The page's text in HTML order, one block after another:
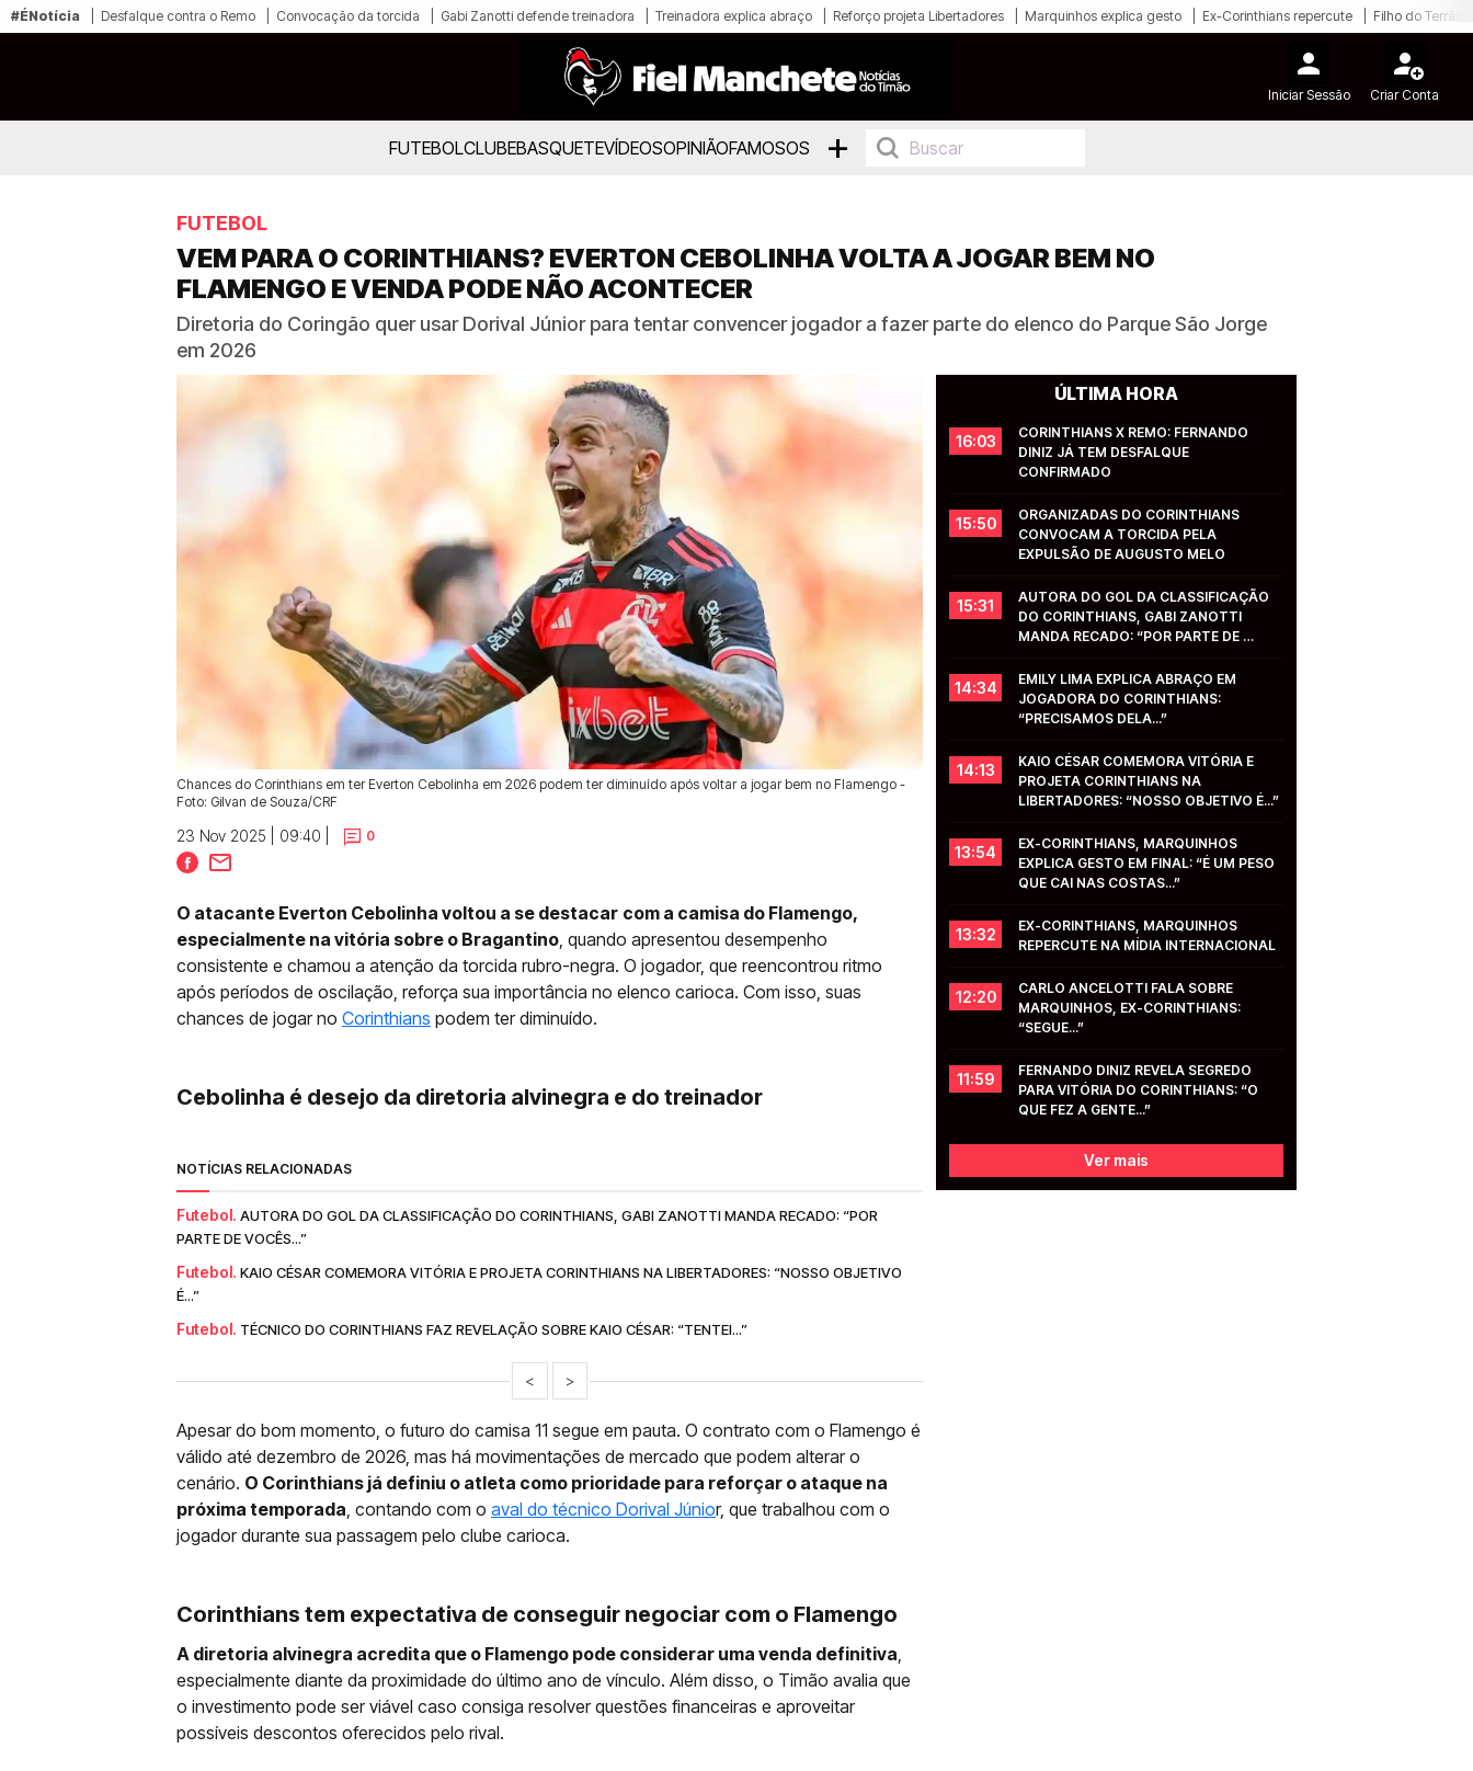
#ÉNotícia Desfalque contra o Remo Convocação da torcida Gabi Zanotti defende treinadora Treinadora explica abraço Reforço projeta Libertadores Marquinhos explica gesto Ex-Corinthians repercute Filho do Terrão
Iniciar Sessão Criar Conta
FUTEBOLCLUBEBASQUETEVÍDEOSOPINIÃOFAMOSOS +
FUTEBOL
VEM PARA O CORINTHIANS? EVERTON CEBOLINHA VOLTA A JOGAR BEM NO
FLAMENGO E VENDA PODE NÃO ACONTECER
Diretoria do Coringão quer usar Dorival Júnior para tentar convencer jogador a fazer parte do elenco do Parque São Jorge
em 2026
Chances do Corinthians em ter Everton Cebolinha em 2026 podem ter diminuído após voltar a jogar bem no Flamengo -
Foto: Gilvan de Souza/CRF
23 Nov 2025 | 09:40 | 0
O atacante Everton Cebolinha voltou a se destacar com a camisa do Flamengo,
especialmente na vitória sobre o Bragantino, quando apresentou desempenho
consistente e chamou a atenção da torcida rubro-negra. O jogador, que reencontrou ritmo
após períodos de oscilação, reforça sua importância no elenco carioca. Com isso, suas
chances de jogar no Corinthians podem ter diminuído.
Cebolinha é desejo da diretoria alvinegra e do treinador
NOTÍCIAS RELACIONADAS
Futebol. AUTORA DO GOL DA CLASSIFICAÇÃO DO CORINTHIANS, GABI ZANOTTI MANDA RECADO: “POR
PARTE DE VOCÊS...”
Futebol. KAIO CÉSAR COMEMORA VITÓRIA E PROJETA CORINTHIANS NA LIBERTADORES: “NOSSO OBJETIVO
É...”
Futebol. TÉCNICO DO CORINTHIANS FAZ REVELAÇÃO SOBRE KAIO CÉSAR: “TENTEI...”
< >
Apesar do bom momento, o futuro do camisa 11 segue em pauta. O contrato com o Flamengo é
válido até dezembro de 2026, mas há movimentações de mercado que podem alterar o
cenário. O Corinthians já definiu o atleta como prioridade para reforçar o ataque na
próxima temporada, contando com o aval do técnico Dorival Júnior, que trabalhou com o
jogador durante sua passagem pelo clube carioca.
Corinthians tem expectativa de conseguir negociar com o Flamengo
A diretoria alvinegra acredita que o Flamengo pode considerar uma venda definitiva,
especialmente diante da proximidade do último ano de vínculo. Além disso, o Timão avalia que
o investimento pode ser viável caso consiga resolver questões financeiras e aproveitar
possíveis descontos oferecidos pelo rival.
ÚLTIMA HORA
16:03
CORINTHIANS X REMO: FERNANDO
DINIZ JÁ TEM DESFALQUE
CONFIRMADO
15:50
ORGANIZADAS DO CORINTHIANS
CONVOCAM A TORCIDA PELA
EXPULSÃO DE AUGUSTO MELO
15:31
AUTORA DO GOL DA CLASSIFICAÇÃO
DO CORINTHIANS, GABI ZANOTTI
MANDA RECADO: “POR PARTE DE
14:34
EMILY LIMA EXPLICA ABRAÇO EM
JOGADORA DO CORINTHIANS:
“PRECISAMOS DELA...”
14:13
KAIO CÉSAR COMEMORA VITÓRIA E
PROJETA CORINTHIANS NA
LIBERTADORES: “NOSSO OBJETIVO É...”
13:54
EX-CORINTHIANS, MARQUINHOS
EXPLICA GESTO EM FINAL: “É UM PESO
QUE CAI NAS COSTAS...”
13:32
EX-CORINTHIANS, MARQUINHOS
REPERCUTE NA MÍDIA INTERNACIONAL
12:20
CARLO ANCELOTTI FALA SOBRE
MARQUINHOS, EX-CORINTHIANS:
“SEGUE...”
11:59
FERNANDO DINIZ REVELA SEGREDO
PARA VITÓRIA DO CORINTHIANS: “O
QUE FEZ A GENTE...”
Ver mais